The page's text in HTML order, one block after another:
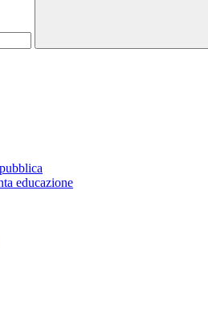
educazione